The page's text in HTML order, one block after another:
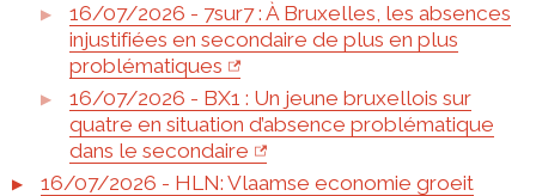
16/07/2026 - 7sur7 : À Bruxelles, les absences
injustifiées en secondaire de plus en plus
problématiques
16/07/2026 - BX1 : Un jeune bruxellois sur
quatre en situation d’absence problématique
dans le secondaire
16/07/2026 - HLN: Vlaamse economie groeit